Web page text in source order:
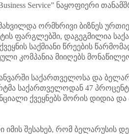
Service” ნაყოფიერი
ორმხრივი ბიზნეს
ფარგლებში, დაგეგმილია
საქმიანი წრეების
კომპანია მიიღებს
საქართველოსა და
საქართველოდან 47
ქვეყნებს შორის დიდია
შესახებ, რომ ბელარუსის